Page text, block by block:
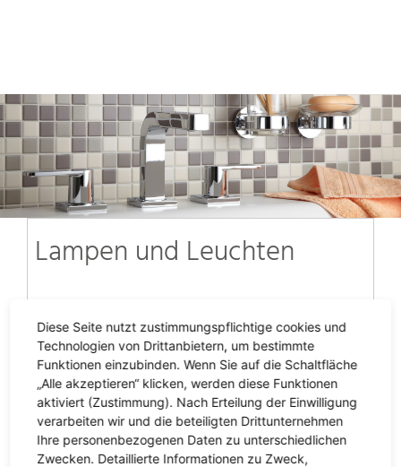
Lampen und Leuchten
Diese Seite nutzt zustimmungspflichtige cookies und
Technologien von Drittanbietern, um bestimmte
Funktionen einzubinden. Wenn Sie auf die Schaltfläche
„Alle akzeptieren“ klicken, werden diese Funktionen
aktiviert (Zustimmung). Nach Erteilung der Einwilligung
verarbeiten wir und die beteiligten Drittunternehmen
Ihre personenbezogenen Daten zu unterschiedlichen
Zwecken. Detaillierte Informationen zu Zweck,